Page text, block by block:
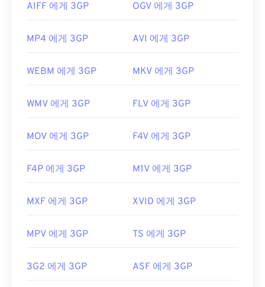
AIFF 에게 3GP OGV 에게 3GP
MP4 에게 3GP AVI 에게 3GP
WEBM 에게 3GP MKV 에게 3GP
WMV 에게 3GP FLV 에게 3GP
MOV 에게 3GP F4V 에게 3GP
F4P 에게 3GP M1V 에게 3GP
MXF 에게 3GP XVID 에게 3GP
MPV 에게 3GP TS 에게 3GP
3G2 에게 3GP ASF 에게 3GP